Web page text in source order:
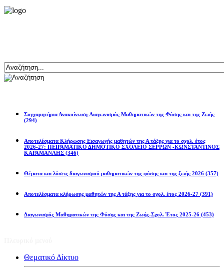
Συγχαρητήρια Ανακοίνωση-Διαγωνισμός Μαθηματικών της Φύσης και της Ζωής
(294)
Αποτελέσματα Κλήρωσης Εισαγωγής μαθητών της Α τάξης για το σχολ. έτος
2026-27: ΠΕΙΡΑΜΑΤΙΚΟ ΔΗΜΟΤΙΚΟ ΣΧΟΛΕΙΟ ΣΕΡΡΩΝ -ΚΩΝΣΤΑΝΤΙΝΟΣ
ΚΑΡΑΜΑΝΛΗΣ (346)
Θέματα και λύσεις διαγωνισμού μαθηματικών της φύσης και της ζωής 2026 (357)
Αποτελέσματα κλήρωσης μαθητών της Α τάξης για το σχολ. έτος 2026-27 (391)
Διαγωνισμός Μαθηματικών της Φύσης και της Ζωής-Σχολ. Έτος 2025-26 (453)
Θεματικό Δίκτυο